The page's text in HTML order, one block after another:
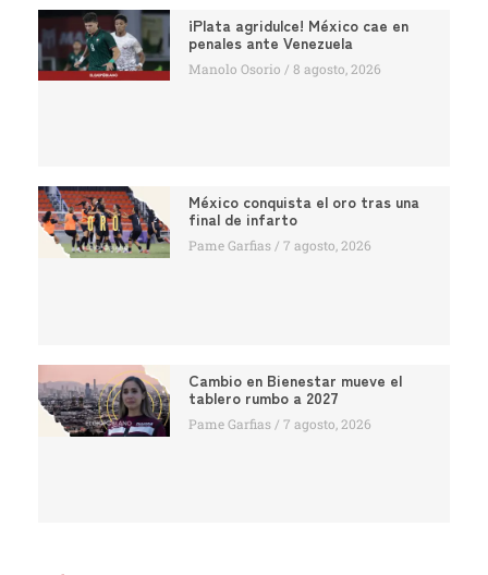
¡Plata agridulce! México cae en
penales ante Venezuela
Manolo Osorio 8 agosto, 2026
México conquista el oro tras una
final de infarto
Pame Garfias 7 agosto, 2026
Cambio en Bienestar mueve el
tablero rumbo a 2027
Pame Garfias 7 agosto, 2026